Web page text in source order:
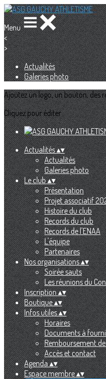
Menu
<
>
Actualités
Galeries photo
Ajoutez un logo, un bouton, des
Cliquez pour éditer
Actualités▴▾
Actualités
Galeries photo
Le club▴▾
Présentation
Projet associatif
Histoire du club
Records du club
Records de l'ENAA
L'équipe
Partenaires
Nos organisations▴▾
Soirée sauts
Les réunions du
Inscription▴▾
Boutique▴▾
Infos utiles▴▾
Horaires
Documents à
Remboursement
Accès et contact
Agenda▴▾
Espace membre▴▾